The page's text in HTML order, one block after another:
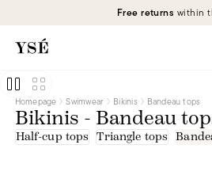
Free returns within
Brown
Green
Orange
Print
Purple
Red
White
Yellow
Jacquard
Homepage Swimwear Bikinis Bandeau tops
Bikinis - Bandeau
Half-cup tops Triangle tops